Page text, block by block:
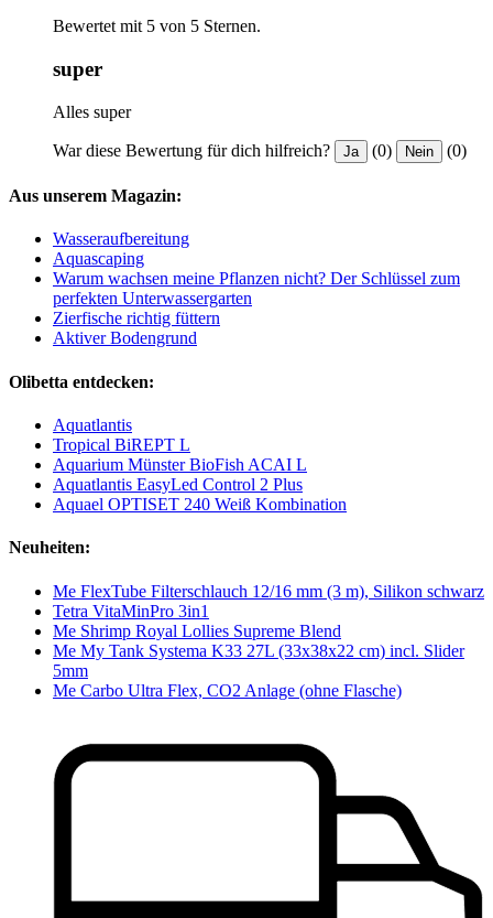
Bewertet mit 5 von 5 Sternen.
super
Alles super
War diese Bewertung für dich hilfreich? Ja (0) Nein (0)
Aus unserem Magazin:
Wasseraufbereitung
Aquascaping
Warum wachsen meine Pflanzen nicht? Der Schlüssel zum
perfekten Unterwassergarten
Zierfische richtig füttern
Aktiver Bodengrund
Olibetta entdecken:
Aquatlantis
Tropical BiREPT L
Aquarium Münster BioFish ACAI L
Aquatlantis EasyLed Control 2 Plus
Aquael OPTISET 240 Weiß Kombination
Neuheiten:
Me FlexTube Filterschlauch 12/16 mm (3 m), Silikon schwarz
Tetra VitaMinPro 3in1
Me Shrimp Royal Lollies Supreme Blend
Me My Tank Systema K33 27L (33x38x22 cm) incl. Slider
5mm
Me Carbo Ultra Flex, CO2 Anlage (ohne Flasche)